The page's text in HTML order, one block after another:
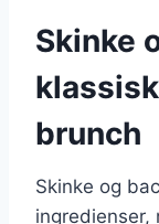
Skinke
brunch
Skinke og
ingredienser,